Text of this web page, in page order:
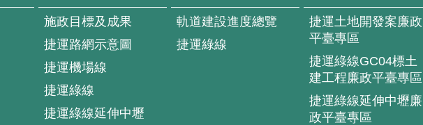
施政目標及成果
捷運路網示意圖
捷運機場線
捷運綠線
捷運綠線延伸中壢
軌道建設進度總覽
捷運綠線
捷運土地開發案廉政
平臺專區
捷運綠線GC04標土
建工程廉政平臺專區
捷運綠線延伸中壢廉
政平臺專區